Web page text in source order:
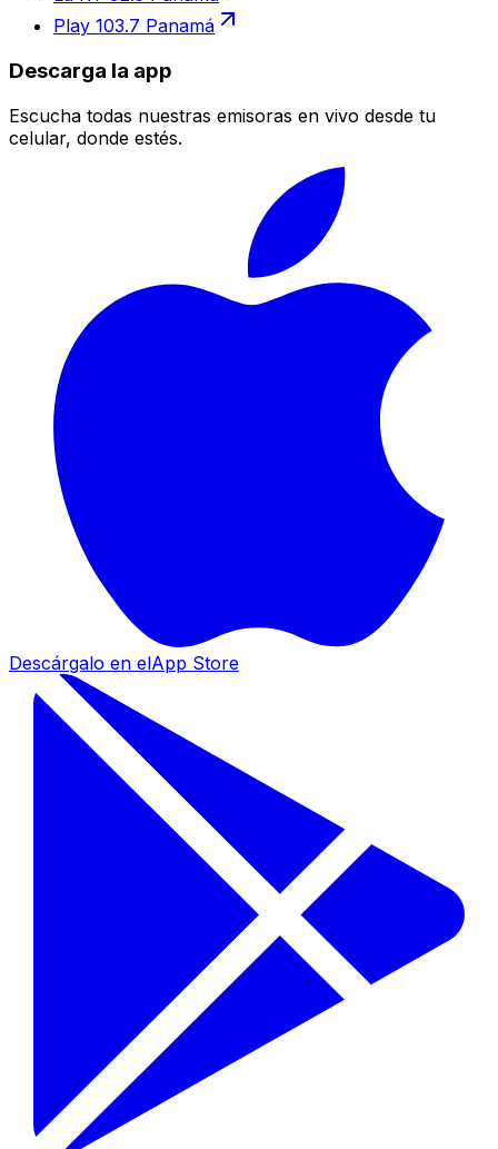
Play 103.7 Panamá
Descarga la app
Escucha todas nuestras emisoras en vivo desde tu
celular, donde estés.
Descárgalo en elApp Store